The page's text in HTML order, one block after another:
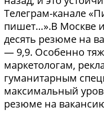
Телеграм-канале
пишет…».В Москве
десять резюме на
— 9,9. Особенно
маркетологам,
гуманитарным
максимальный
резюме на